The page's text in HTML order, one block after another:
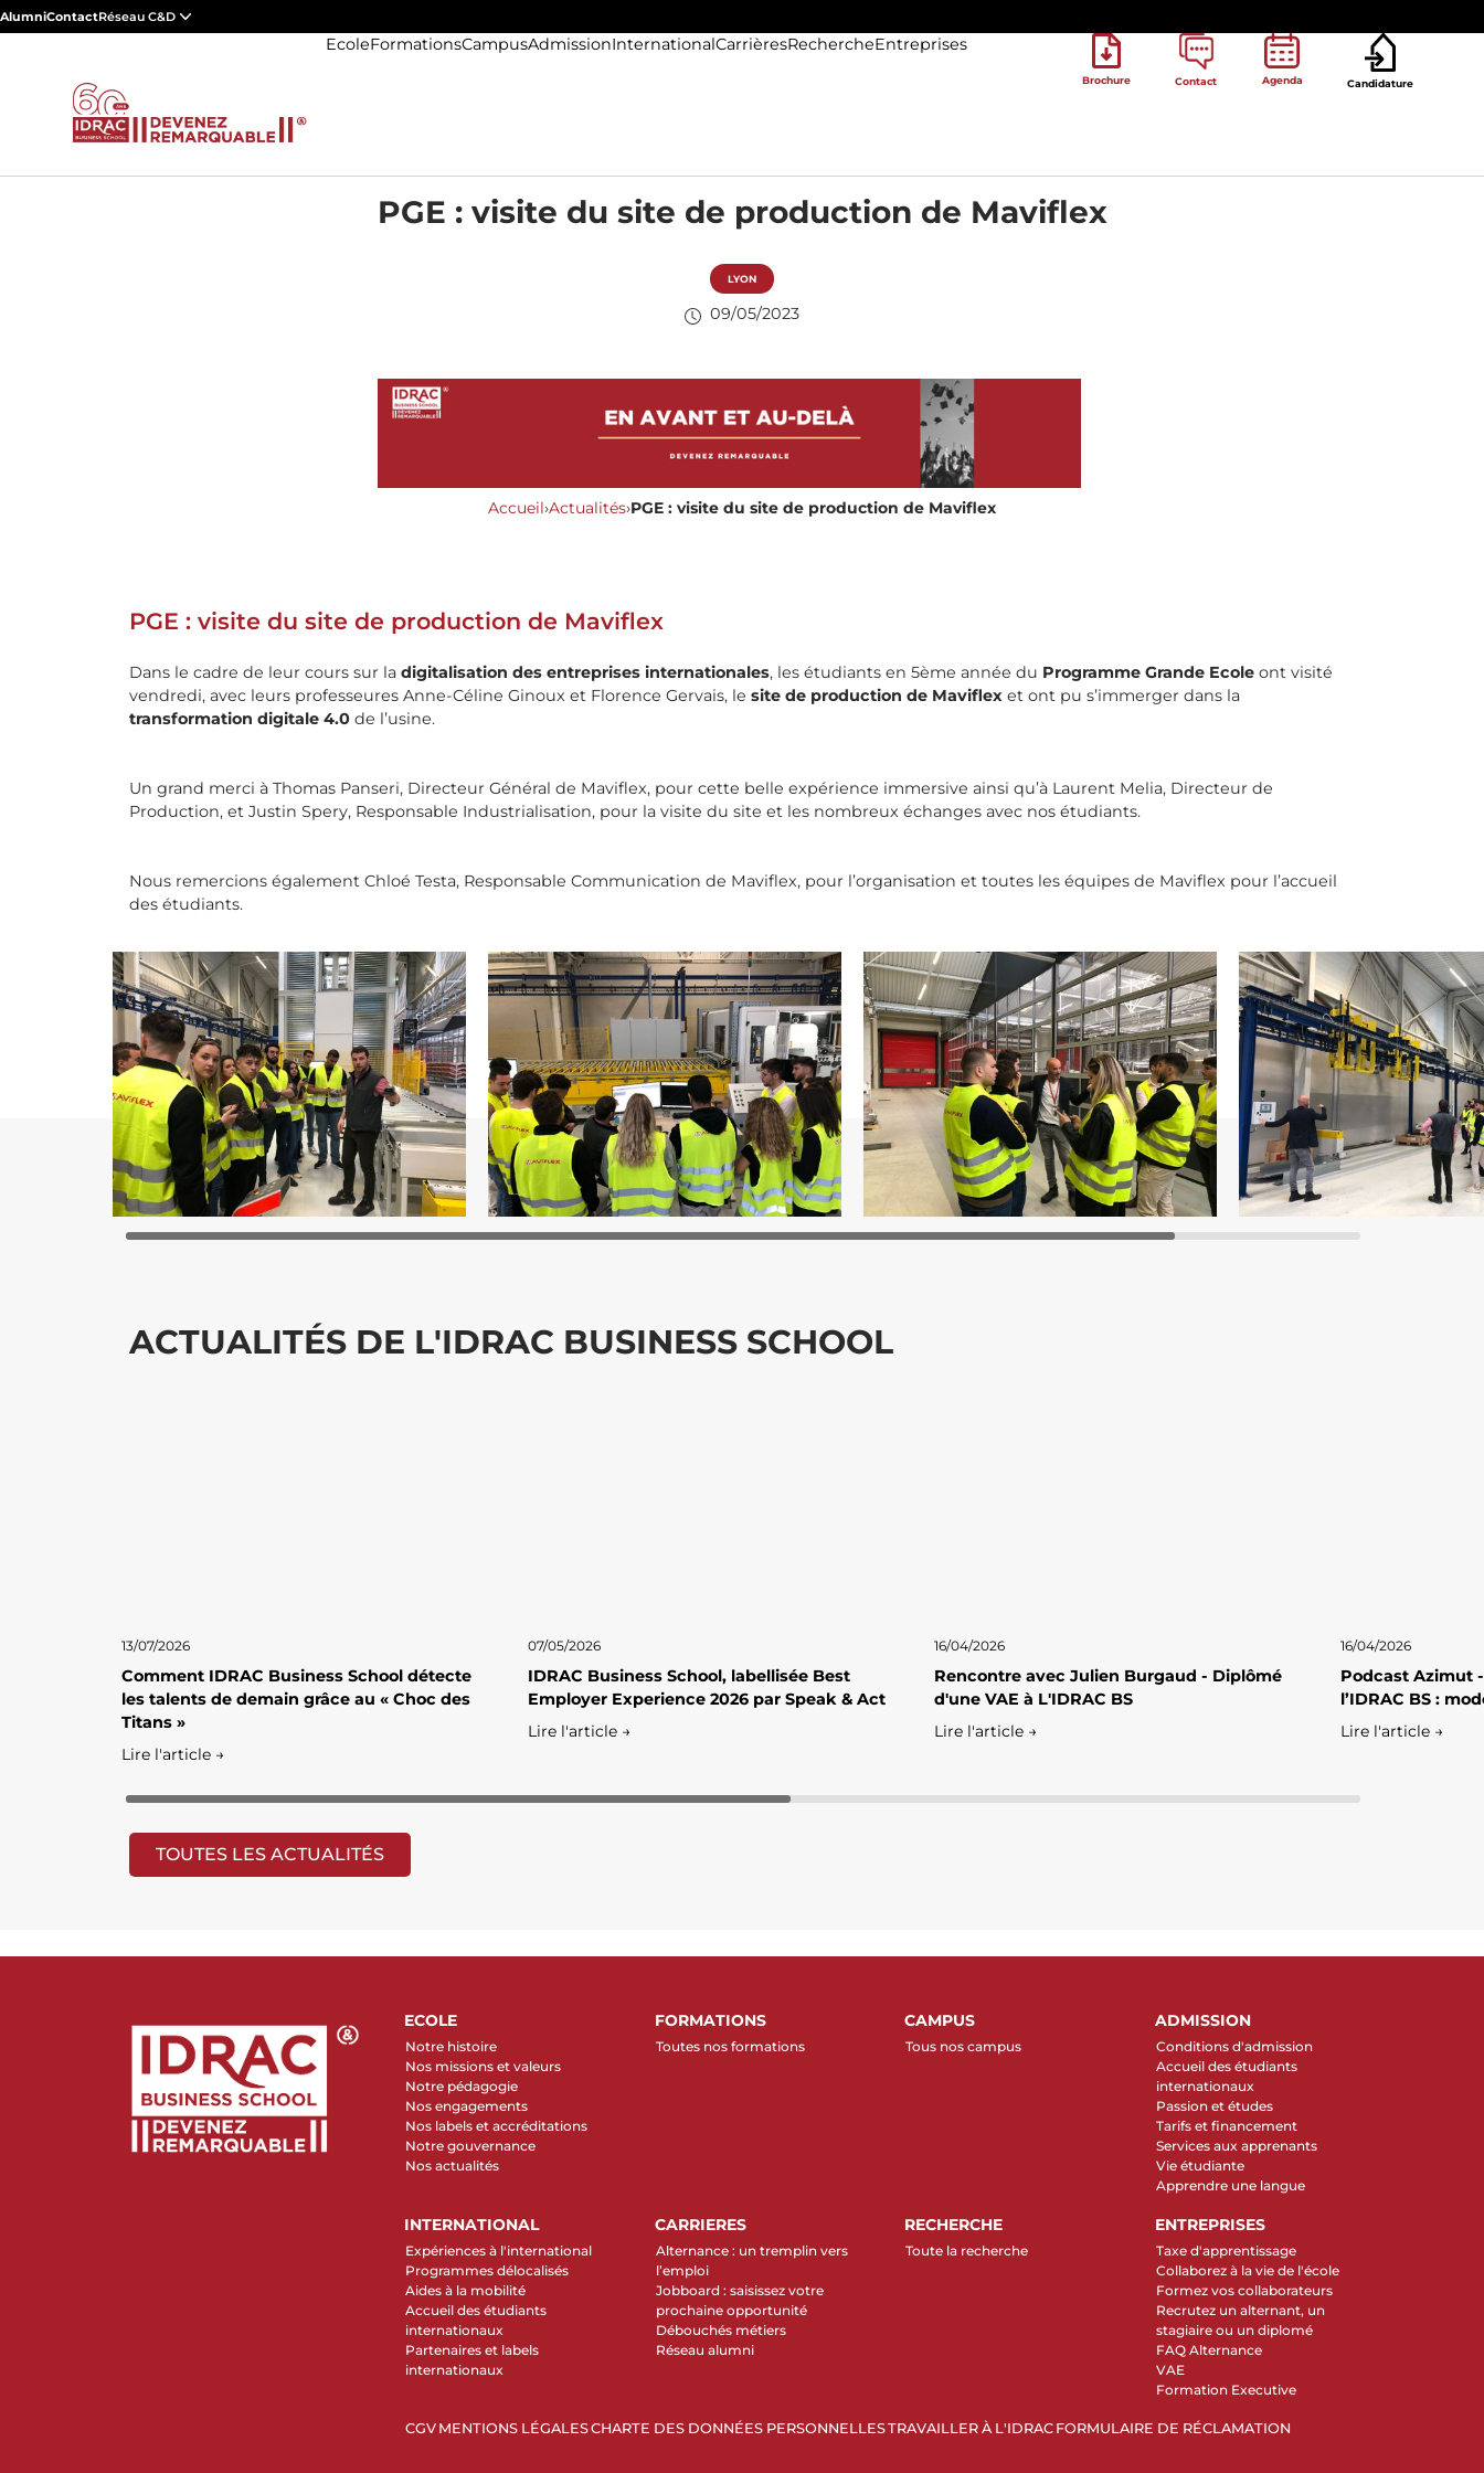
AlumniContactRéseau C&D
EcoleFormationsCampusAdmissionInternationalCarrièresRechercheEntreprises
Brochure Contact Agenda Candidature
PGE : visite du site de production de Maviflex
LYON
09/05/2023
Accueil›Actualités›PGE : visite du site de production de Maviflex
PGE : visite du site de production de Maviflex
Dans le cadre de leur cours sur la digitalisation des entreprises internationales, les étudiants en 5ème année du Programme Grande Ecole ont visité
vendredi, avec leurs professeures Anne-Céline Ginoux et Florence Gervais, le site de production de Maviflex et ont pu s’immerger dans la
transformation digitale 4.0 de l’usine.
Un grand merci à Thomas Panseri, Directeur Général de Maviflex, pour cette belle expérience immersive ainsi qu’à Laurent Melia, Directeur de
Production, et Justin Spery, Responsable Industrialisation, pour la visite du site et les nombreux échanges avec nos étudiants.
Nous remercions également Chloé Testa, Responsable Communication de Maviflex, pour l’organisation et toutes les équipes de Maviflex pour l’accueil
des étudiants.
ACTUALITÉS DE L'IDRAC BUSINESS SCHOOL
13/07/2026
Comment IDRAC Business School détecte
les talents de demain grâce au « Choc des
Titans »
Lire l'article →
07/05/2026
IDRAC Business School, labellisée Best
Employer Experience 2026 par Speak & Act
Lire l'article →
16/04/2026
Rencontre avec Julien Burgaud - Diplômé
d'une VAE à L'IDRAC BS
Lire l'article →
16/04/2026
Podcast Azimut
l’IDRAC BS :
Lire l'article →
TOUTES LES ACTUALITÉS
ECOLE
Notre histoire
Nos missions et valeurs
Notre pédagogie
Nos engagements
Nos labels et accréditations
Notre gouvernance
Nos actualités
FORMATIONS
Toutes nos formations
CAMPUS
Tous nos campus
ADMISSION
Conditions d'admission
Accueil des étudiants
internationaux
Passion et études
Tarifs et financement
Services aux apprenants
Vie étudiante
Apprendre une langue
INTERNATIONAL
Expériences à l'international
Programmes délocalisés
Aides à la mobilité
Accueil des étudiants
internationaux
Partenaires et labels
internationaux
CARRIERES
Alternance : un tremplin vers
l’emploi
Jobboard : saisissez votre
prochaine opportunité
Débouchés métiers
Réseau alumni
RECHERCHE
Toute la recherche
ENTREPRISES
Taxe d'apprentissage
Collaborez à la vie de l'école
Formez vos collaborateurs
Recrutez un alternant, un
stagiaire ou un diplomé
FAQ Alternance
VAE
Formation Executive
CGV MENTIONS LÉGALESCHARTE DES DONNÉES PERSONNELLESTRAVAILLER À L'IDRAC FORMULAIRE DE RÉCLAMATION